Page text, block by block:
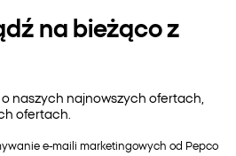
na bieżąco z
naszych najnowszych ofertach,
ofertach.
e-maili marketingowych od Pepco